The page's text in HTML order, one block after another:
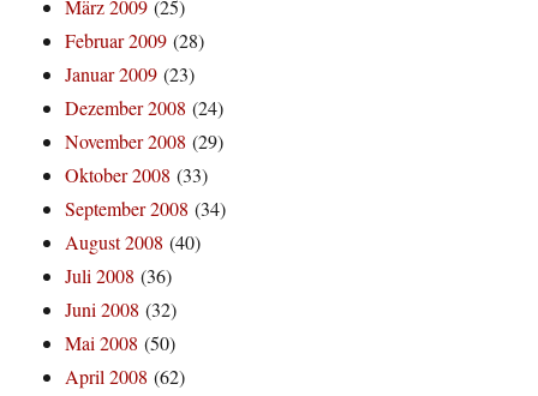
März 2009 (25)
Februar 2009 (28)
Januar 2009 (23)
Dezember 2008 (24)
November 2008 (29)
Oktober 2008 (33)
September 2008 (34)
August 2008 (40)
Juli 2008 (36)
Juni 2008 (32)
Mai 2008 (50)
April 2008 (62)